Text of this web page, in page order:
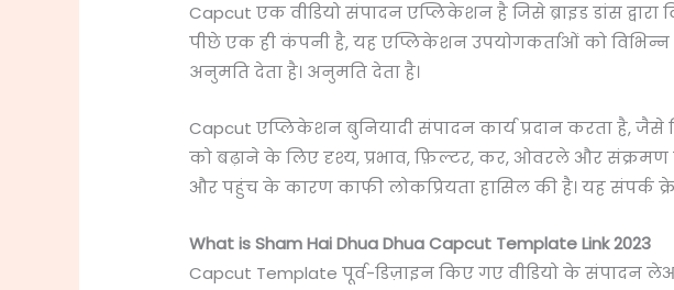
Capcut एक वीडियो संपादन एप्लिकेशन है जिसे ब्राइड डांस
पीछे एक ही कंपनी है, यह एप्लिकेशन उपयोगकर्ताओं को
अनुमति देता है। अनुमति देता है।
Capcut एप्लिकेशन बुनियादी संपादन कार्य प्रदान करता है, जैसे
को बढ़ाने के लिए दृश्य, प्रभाव, फ़िल्टर, कर, ओवरले और
और पहुंच के कारण काफी लोकप्रियता हासिल की है। यह संपर्क
What is Sham Hai Dhua Dhua Capcut Template Link 2023
Capcut Template पूर्व-डिज़ाइन किए गए वीडियो के संपादन